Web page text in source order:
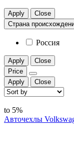
Apply
Close
Страна
Россия
Apply
Close
Price
Apply
Close
to 5%
Авточехлы